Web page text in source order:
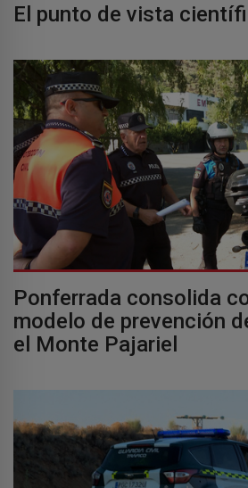
El punto de vista
Ponferrada consolida
modelo de prevención
el Monte Pajariel